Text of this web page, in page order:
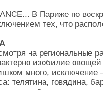
В Париже по
тех, что
на региональные
изобилие
много,
телятина, говядина,